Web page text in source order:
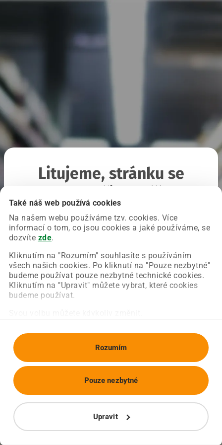
Také náš web používá cookies
Na našem webu používáme tzv. cookies. Více
informací o tom, co jsou cookies a jaké používáme, se
dozvíte zde.
Kliknutím na "Rozumím" souhlasíte s používáním
všech našich cookies. Po kliknutí na "Pouze nezbytné"
budeme používat pouze nezbytné technické cookies.
Kliknutím na "Upravit" můžete vybrat, které cookies
budeme používat.
Rozumím
Upravit
Pouze nezbytné
Litujeme, stránku se
Chyba nastala na naší straně a už ji opravujeme.
Zkuste prosím znovu načíst požadovanou stránku.
Obnovit stránku Úvodní strana